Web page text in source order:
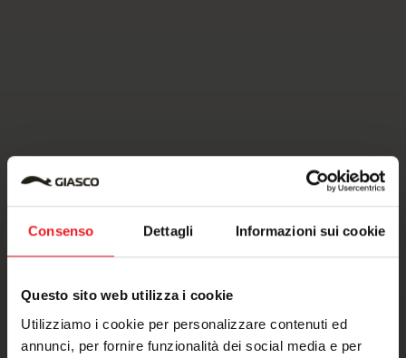
Consenso Dettagli Informazioni sui cookie
Questo sito web utilizza i cookie
Utilizziamo i cookie per personalizzare contenuti ed
annunci, per fornire funzionalità dei social media e per